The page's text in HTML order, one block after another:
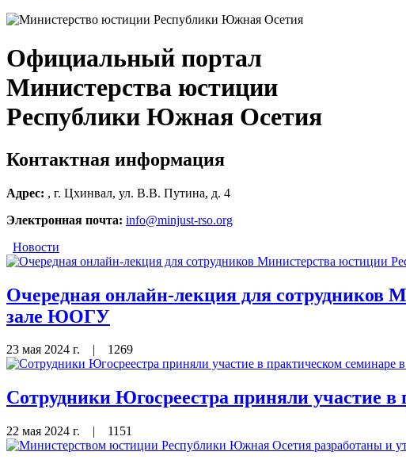
Официальный портал
Министерства юстиции
Республики Южная Осетия
Контактная информация
Адрес: , г. Цхинвал, ул. В.В. Путина, д. 4
Электронная почта: info@minjust-rso.org
Новости
Очередная онлайн-лекция для
зале ЮОГУ
23 мая 2024 г. 1269
Сотрудники Югосреестра приняли участие в
22 мая 2024 г. | 1151